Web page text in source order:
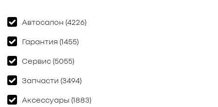
Автосалон (4226)
Гарантия (1455)
Сервис (5055)
Запчасти (3494)
Аксессуары (1883)